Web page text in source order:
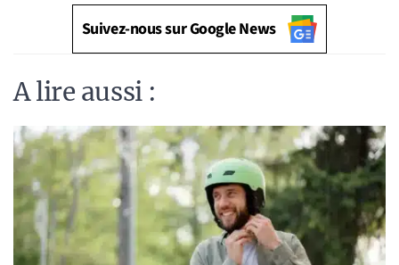
Suivez-nous sur Google News
A lire aussi :